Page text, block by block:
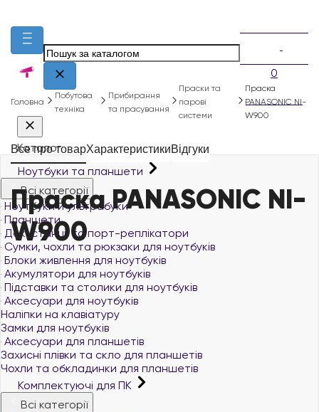
0
Каталог
Ноутбуки та планшети
Всі категорії
Ноутбуки й ультрабуки
Планшети
Док-станції та порт-реплікатори
Сумки, чохли та рюкзаки для ноутбуків
Блоки живлення для ноутбуків
Акумулятори для ноутбуків
Підставки та столики для ноутбуків
Аксесуари для ноутбуків
Наліпки на клавіатуру
Замки для ноутбуків
Аксесуари для планшетів
Захисні плівки та скло для планшетів
Чохли та обкладинки для планшетів
Комплектуючі для ПК
Всі категорії
Головна
Побутова
техніка
Прибирання
та прасування
Праски та
парові
системи
Праска
PANASONIC NI-
W900
Все про товарХарактеристикиВідгуки
Праска PANASONIC NI-
W900